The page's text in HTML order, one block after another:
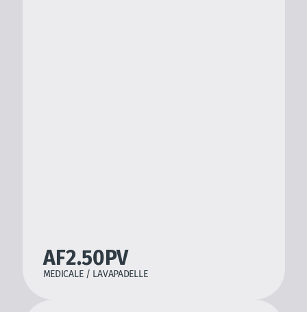
AF2.50PV
MEDICALE / LAVAPADELLE